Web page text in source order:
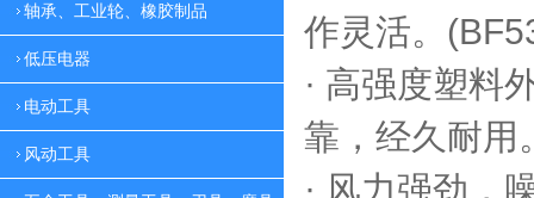
轴承、工业轮、橡胶制品
低压电器
电动工具
风动工具
作灵活。
· 高强度塑料
靠， 经久耐用
· 风力强劲，